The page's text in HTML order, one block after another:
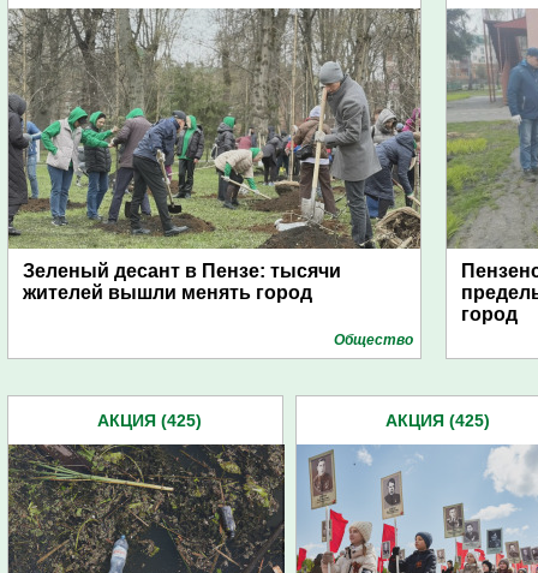
Зеленый десант в Пензе: тысячи
жителей вышли менять город
Общество
город
АКЦИЯ (425) АКЦИЯ (425)